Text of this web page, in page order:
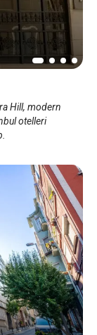
Hill, modern
otelleri